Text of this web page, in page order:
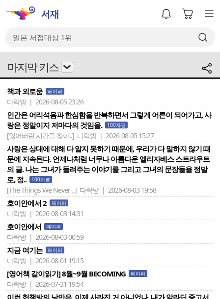
마지막 키스
책과 외로움 페이퍼
다락방 | 2026-08-05 23:26
인간은 어리석음과 한심함을 반복하면서 그렇게 어른이 되어가고, 사
랑은 정말이지 저마다의 것임을.
100자평
[잃어버린 시간을 찾아..] 다락방 | 2026-08-05 15:27
사랑은 상대에 대해 다 알지 못하기 때문에, 우리가 다 말하지 않기 때
문에 지속된다. 언제나처럼 너무나 아름다운 엘리자베스 스트라우트
의 글. 나는 그녀가 들려주는 이야기를 그리고 그녀의 문장들을 정말
로, 정..
100자평
[The Things We Never ..] 다락방 | 2026-08-03 19:58
호이안에서 2 페이퍼
다락방 | 2026-08-03 14:31
호이안에서 페이퍼
다락방 | 2026-08-03 00:59
지금 여기는 페이퍼
다락방 | 2026-08-01 19:15
[영어책 같이읽기] 8월~9월 BECOMING 페이퍼
다락방 | 2026-07-31 19:54